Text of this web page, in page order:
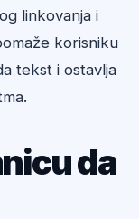
linkovanja i
korisniku
tekst i ostavlja
da